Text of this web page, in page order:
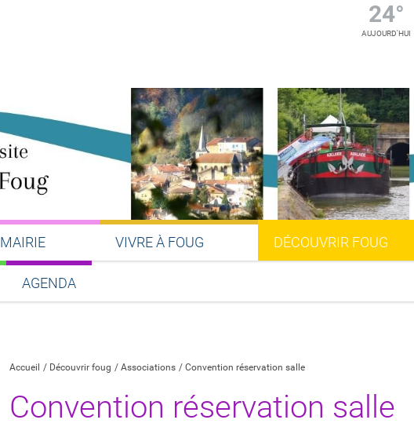
24°
AUJOURD'HUI
MAIRIE VIVRE À FOUG DÉCOUVRIR FOUG
AGENDA
Accueil Découvrir foug Associations Convention réservation salle
Convention réservation salle